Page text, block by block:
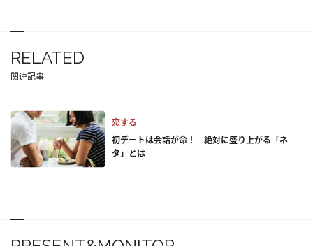
RELATED
関連記事
恋する
初デートは会話が命！ 絶対に盛り上がる「ネ
タ」とは